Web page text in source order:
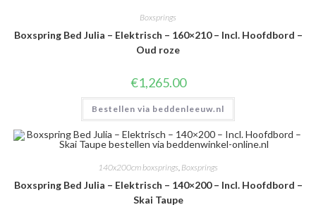
Boxsprings
Boxspring Bed Julia – Elektrisch – 160×210 – Incl. Hoofdbord –
Oud roze
€1,265.00
Bestellen via beddenleeuw.nl
140x200cm boxsprings, Boxsprings
Boxspring Bed Julia – Elektrisch – 140×200 – Incl. Hoofdbord –
Skai Taupe